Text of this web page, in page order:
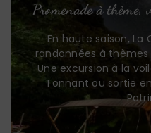
Promenade à thème,
En haute saison, La
randonnées à thèmes
Une excursion à la
Tonnant ou sortie